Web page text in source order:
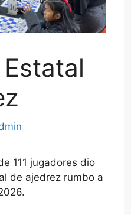
111 jugadores dio
de ajedrez rumbo a